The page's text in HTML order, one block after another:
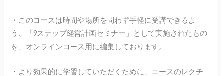
・このコースは時間や場所を問わず手軽に受講できるよ
う、「9ステップ経営計画セミナー」として実施されたもの
を、オンラインコース用に編集しております。
・より効果的に学習していただくために、コースのレクチ